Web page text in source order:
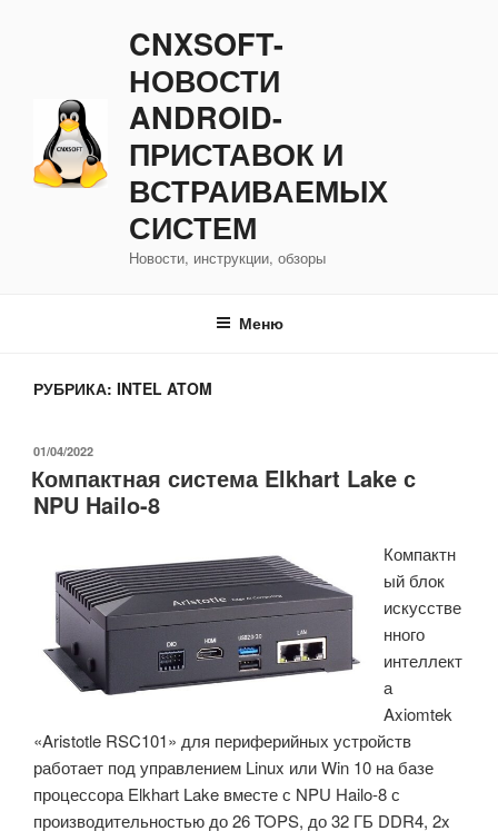
CNXSOFT-
НОВОСТИ
ANDROID-
ПРИСТАВОК И
ВСТРАИВАЕМЫХ
СИСТЕМ
Новости, инструкции, обзоры
Меню
РУБРИКА: INTEL ATOM
ОПУБЛИКОВАНО
01/04/2022
Компактная система Elkhart Lake с
NPU Hailo-8
Компактн
ый блок
искусстве
нного
интеллект
а
Axiomtek
«Aristotle RSC101» для периферийных устройств
работает под управлением Linux или Win 10 на базе
процессора Elkhart Lake вместе с NPU Hailo-8 с
производительностью до 26 TOPS, до 32 ГБ DDR4, 2x